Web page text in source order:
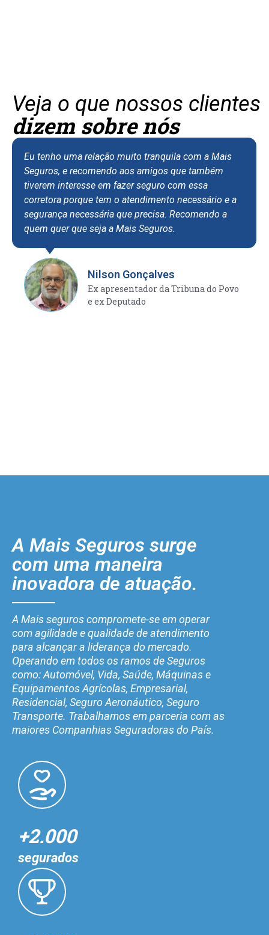
Veja o que nossos clientes
dizem sobre nós
Eu tenho uma relação muito tranquila com a Mais
Seguros, e recomendo aos amigos que também
tiverem interesse em fazer seguro com essa
corretora porque tem o atendimento necessário e a
segurança necessária que precisa. Recomendo a
quem quer que seja a Mais Seguros.
Nilson Gonçalves
Ex apresentador da Tribuna do Povo
e ex Deputado
A Mais Seguros surge
com uma maneira
inovadora de atuação.
A Mais seguros compromete-se em operar
com agilidade e qualidade de atendimento
para alcançar a liderança do mercado.
Operando em todos os ramos de Seguros
como: Automóvel, Vida, Saúde, Máquinas e
Equipamentos Agrícolas, Empresarial,
Residencial, Seguro Aeronáutico, Seguro
Transporte. Trabalhamos em parceria com as
maiores Companhias Seguradoras do País.
+2.000
segurados